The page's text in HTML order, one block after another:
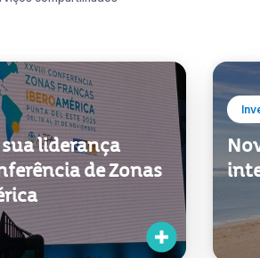
liderança
de Zonas